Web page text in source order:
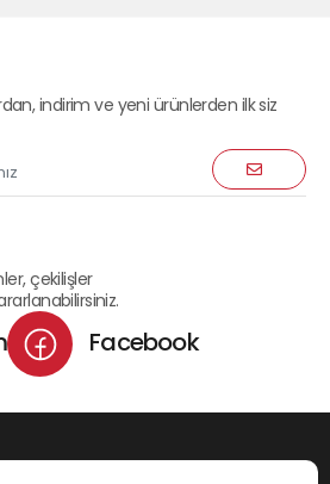
indirim ve yeni ürünlerden ilk siz
çekilişler
Facebook